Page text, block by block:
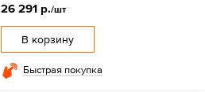
26 291 р./шт
В корзину
Быстрая покупка